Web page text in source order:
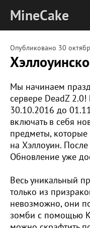
MineCake
Опубликовано 30
Мы начинаем
сервере DeadZ 2.0!
30.10.2016 до
включать в себя
предметы, которые
на Хэллоуин. После
Обновление уже
Весь уникальный
только из
невозможно, они
зомби с помощью